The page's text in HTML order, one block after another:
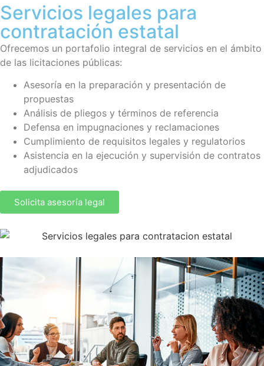
Servicios legales para
contratación estatal
Ofrecemos un portafolio integral de servicios en el ámbito
de las licitaciones públicas:
Asesoría en la preparación y presentación de
propuestas
Análisis de pliegos y términos de referencia
Defensa en impugnaciones y reclamaciones
Cumplimiento de requisitos legales y regulatorios
Asistencia en la ejecución y supervisión de contratos
adjudicados
Solicita asesoría legal